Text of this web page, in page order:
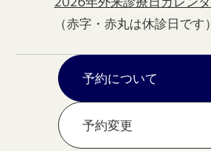
（赤字・赤丸は休診日です）
予約について
予約変更